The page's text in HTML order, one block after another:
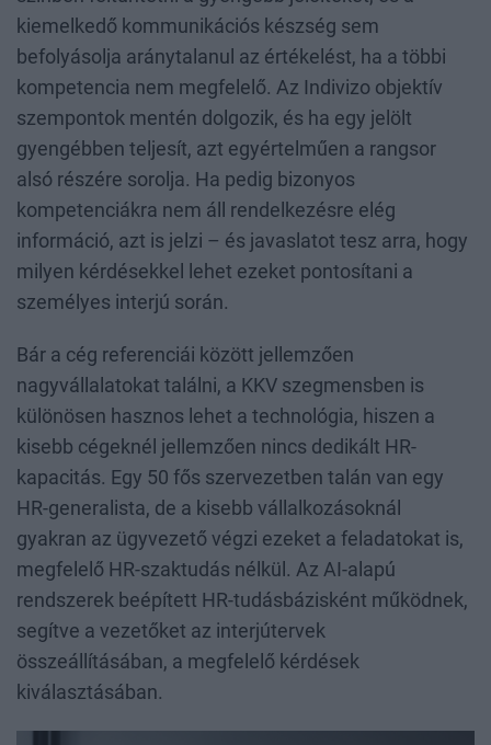
kiemelkedő kommunikációs készség sem
befolyásolja aránytalanul az értékelést, ha a többi
kompetencia nem megfelelő. Az Indivizo objektív
szempontok mentén dolgozik, és ha egy jelölt
gyengébben teljesít, azt egyértelműen a rangsor
alsó részére sorolja. Ha pedig bizonyos
kompetenciákra nem áll rendelkezésre elég
információ, azt is jelzi – és javaslatot tesz arra, hogy
milyen kérdésekkel lehet ezeket pontosítani a
személyes interjú során.
Bár a cég referenciái között jellemzően
nagyvállalatokat találni, a KKV szegmensben is
különösen hasznos lehet a technológia, hiszen a
kisebb cégeknél jellemzően nincs dedikált HR-
kapacitás. Egy 50 fős szervezetben talán van egy
HR-generalista, de a kisebb vállalkozásoknál
gyakran az ügyvezető végzi ezeket a feladatokat is,
megfelelő HR-szaktudás nélkül. Az AI-alapú
rendszerek beépített HR-tudásbázisként működnek,
segítve a vezetőket az interjútervek
összeállításában, a megfelelő kérdések
kiválasztásában.